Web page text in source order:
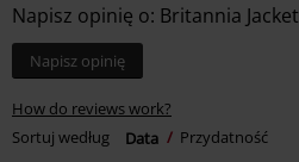
Napisz opinię o: Britannia Jacket
Napisz opinię
How do reviews work?
Sortuj według
Data Przydatność